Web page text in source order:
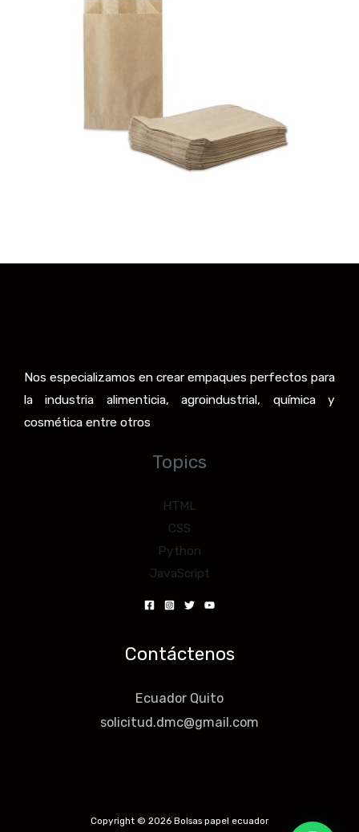
Nos especializamos en crear empaques perfectos para
la industria alimenticia, agroindustrial, química y
cosmética entre otros
Topics
HTML
CSS
Python
JavaScript
Contáctenos
Ecuador Quito
solicitud.dmc@gmail.com
Copyright © 2026 Bolsas papel ecuador